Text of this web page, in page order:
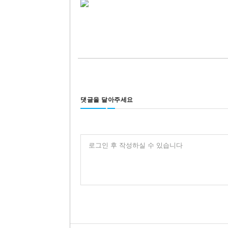
댓글을 달아주세요
로그인 후 작성하실 수 있습니다